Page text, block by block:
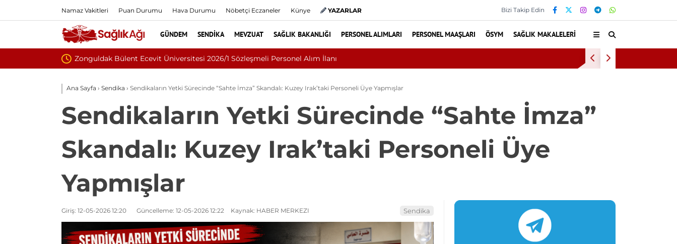
Namaz Vakitleri Puan Durumu Hava Durumu Nöbetçi Eczaneler Künye YAZARLAR Bizi Takip Edin
GÜNDEM SENDIKA MEVZUAT SAĞLIK BAKANLIĞI PERSONEL ALIMLARI PERSONEL MAAŞLARI ÖSYM SAĞLIK MAKALELERI
Eskişehir Osmangazi Üniversitesi 2026 Sözleşmeli Personel Alımı İlanı: 203 Kişi Aranıyor İnönü Üniversitesi
Ana Sayfa › Sendika › Sendikaların Yetki Sürecinde “Sahte İmza” Skandalı: Kuzey Irak’taki Personeli Üye Yapmışlar
Sendikaların Yetki Sürecinde “Sahte İmza”
Skandalı: Kuzey Irak’taki Personeli Üye
Yapmışlar
Giriş: 12-05-2026 12:20 Güncelleme: 12-05-2026 12:22 Kaynak: HABER MERKEZI Sendika